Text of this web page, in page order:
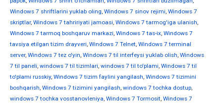
Windows 7 shriftlarini yuklab oling, Windows 7 sinov rejimi, Windows 7
skriptlar, Windows 7 tahririyati jamoasi, Windows 7 tarmog'iga ulanish,
Windows 7 tarmoq boshqaruv markazi, Windows 7 tas-ix, Windows 7
tavsiya etilgan tizim drayveri, Windows 7 Telnet, Windows 7 terminal
server, Windows 7 tez o'yin, Windows 7 til interfeysi yuklab olish, Windows
7 til paneli, windows 7 til tizimlari, windows 7 til to'plami, Windows 7 til
to'plami russkiy, Windows 7 tizim faylini yangilash, Windows 7 tizimini
boshqarish, Windows 7 tizimini yangilash, windows 7 tochka dostup,
windows 7 tochka vosstanovleniya, Windows 7 Tormosit, Windows 7